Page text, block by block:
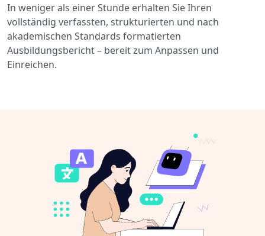
In weniger als einer Stunde erhalten Sie Ihren
vollständig verfassten, strukturierten und nach
akademischen Standards formatierten
Ausbildungsbericht – bereit zum Anpassen und
Einreichen.